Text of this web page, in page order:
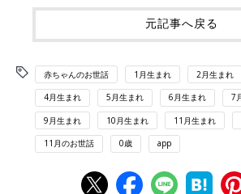
元記事へ戻る
赤ちゃんのお世話 1月生まれ 2月生まれ
4月生まれ 5月生まれ 6月生まれ 7
9月生まれ 10月生まれ 11月生まれ
11月のお世話 0歳 app